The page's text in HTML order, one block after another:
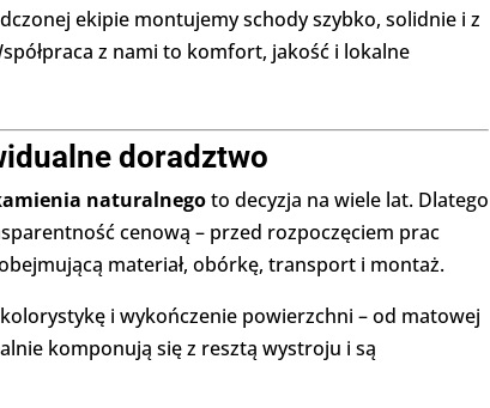
ekipie montujemy schody szybko, solidnie i z
z nami to komfort, jakość i lokalne
doradztwo
naturalnegoto decyzja na wiele lat. Dlatego
cenową – przed rozpoczęciem prac
materiał, obórkę, transport i montaż.
i wykończenie powierzchni – od matowej
komponują się z resztą wystroju i są